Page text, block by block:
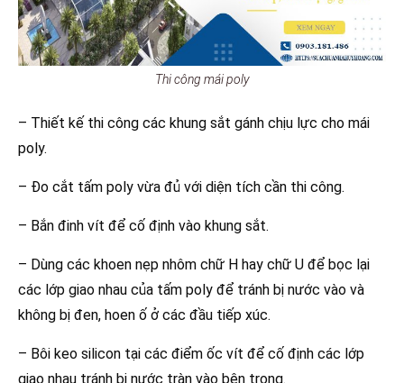
Thi công mái poly
– Thiết kế thi công các khung sắt gánh chịu lực cho mái
poly.
– Đo cắt tấm poly vừa đủ với diện tích cần thi công.
– Bắn đinh vít để cố định vào khung sắt.
– Dùng các khoen nẹp nhôm chữ H hay chữ U để bọc lại
các lớp giao nhau của tấm poly để tránh bị nước vào và
không bị đen, hoen ố ở các đầu tiếp xúc.
– Bôi keo silicon tại các điểm ốc vít để cố định các lớp
giao nhau tránh bị nước tràn vào bên trong.